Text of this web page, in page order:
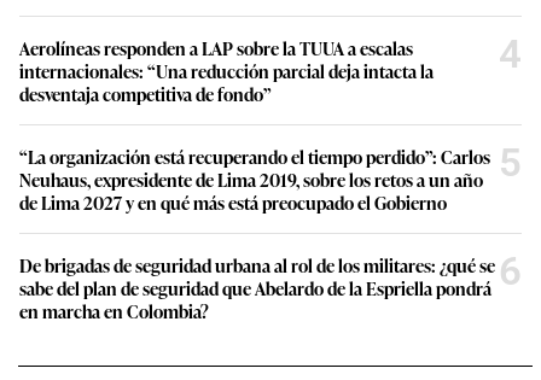
Aerolíneas responden a LAP sobre la TUUA a escalas
internacionales: “Una reducción parcial deja intacta la
desventaja competitiva de fondo”
4
“La organización está recuperando el tiempo perdido”: Carlos
Neuhaus, expresidente de Lima 2019, sobre los retos a un año
de Lima 2027 y en qué más está preocupado el Gobierno
5
De brigadas de seguridad urbana al rol de los militares: ¿qué se
sabe del plan de seguridad que Abelardo de la Espriella pondrá
en marcha en Colombia?
6